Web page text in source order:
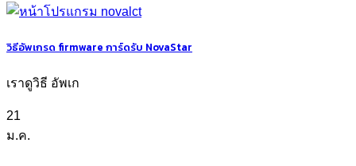
วิธีอัพเกรด firmware การ์ดรับ NovaStar
เราดูวิธี อัพเก
21
ม.ค.